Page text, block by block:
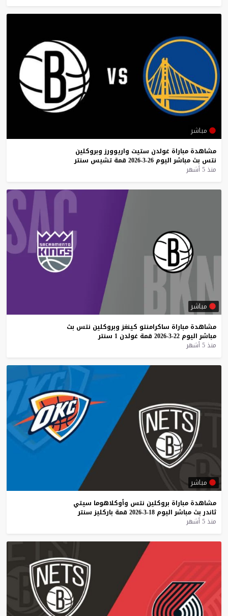
مباشر
مشاهدة مباراة غولدن ستيت واريوورز وبروكلين
نتس بث مباشر اليوم 26-3-2026 قمة تشيس سنتر
منذ 5 أشهر
مباشر
مشاهدة مباراة ساكرامنتو كينغز وبروكلين نتس بث
مباشر اليوم 22-3-2026 قمة غولدن 1 سنتر
منذ 5 أشهر
مباشر
مشاهدة مباراة بروكلين نتس وأوكلاهوما سيتي
ثاندر بث مباشر اليوم 18-3-2026 قمة باركليز سنتر
منذ 5 أشهر